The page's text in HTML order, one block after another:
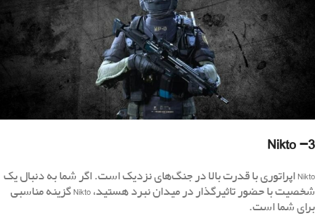
3- Nikto
Nikto اپراتوری با قدرت بالا در جنگ‌های نزدیک است. اگر شما به دنبال یک
شخصیت با حضور تاثیرگذار در میدان نبرد هستید، Nikto گزینه مناسبی
برای شما است.